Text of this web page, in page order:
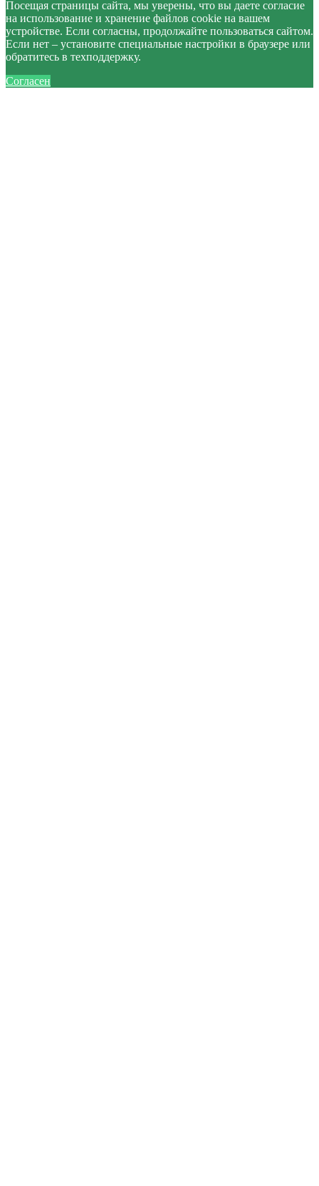
Посещая страницы сайта, мы уверены, что вы даете согласие
на использование и хранение файлов cookie на вашем
устройстве. Если согласны, продолжайте пользоваться сайтом.
Если нет – установите специальные настройки в браузере или
обратитесь в техподдержку.
Согласен